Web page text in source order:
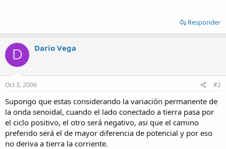
Responder
D Dario Vega
Oct 3, 2006 #2
Supongo que estas considerando la variación permanente de
la onda senoidal, cuando el lado conectado a tierra pasa por
el ciclo positivo, el otro será negativo, asi que el camino
preferido será el de mayor diferencia de potencial y por eso
no deriva a tierra la corriente.